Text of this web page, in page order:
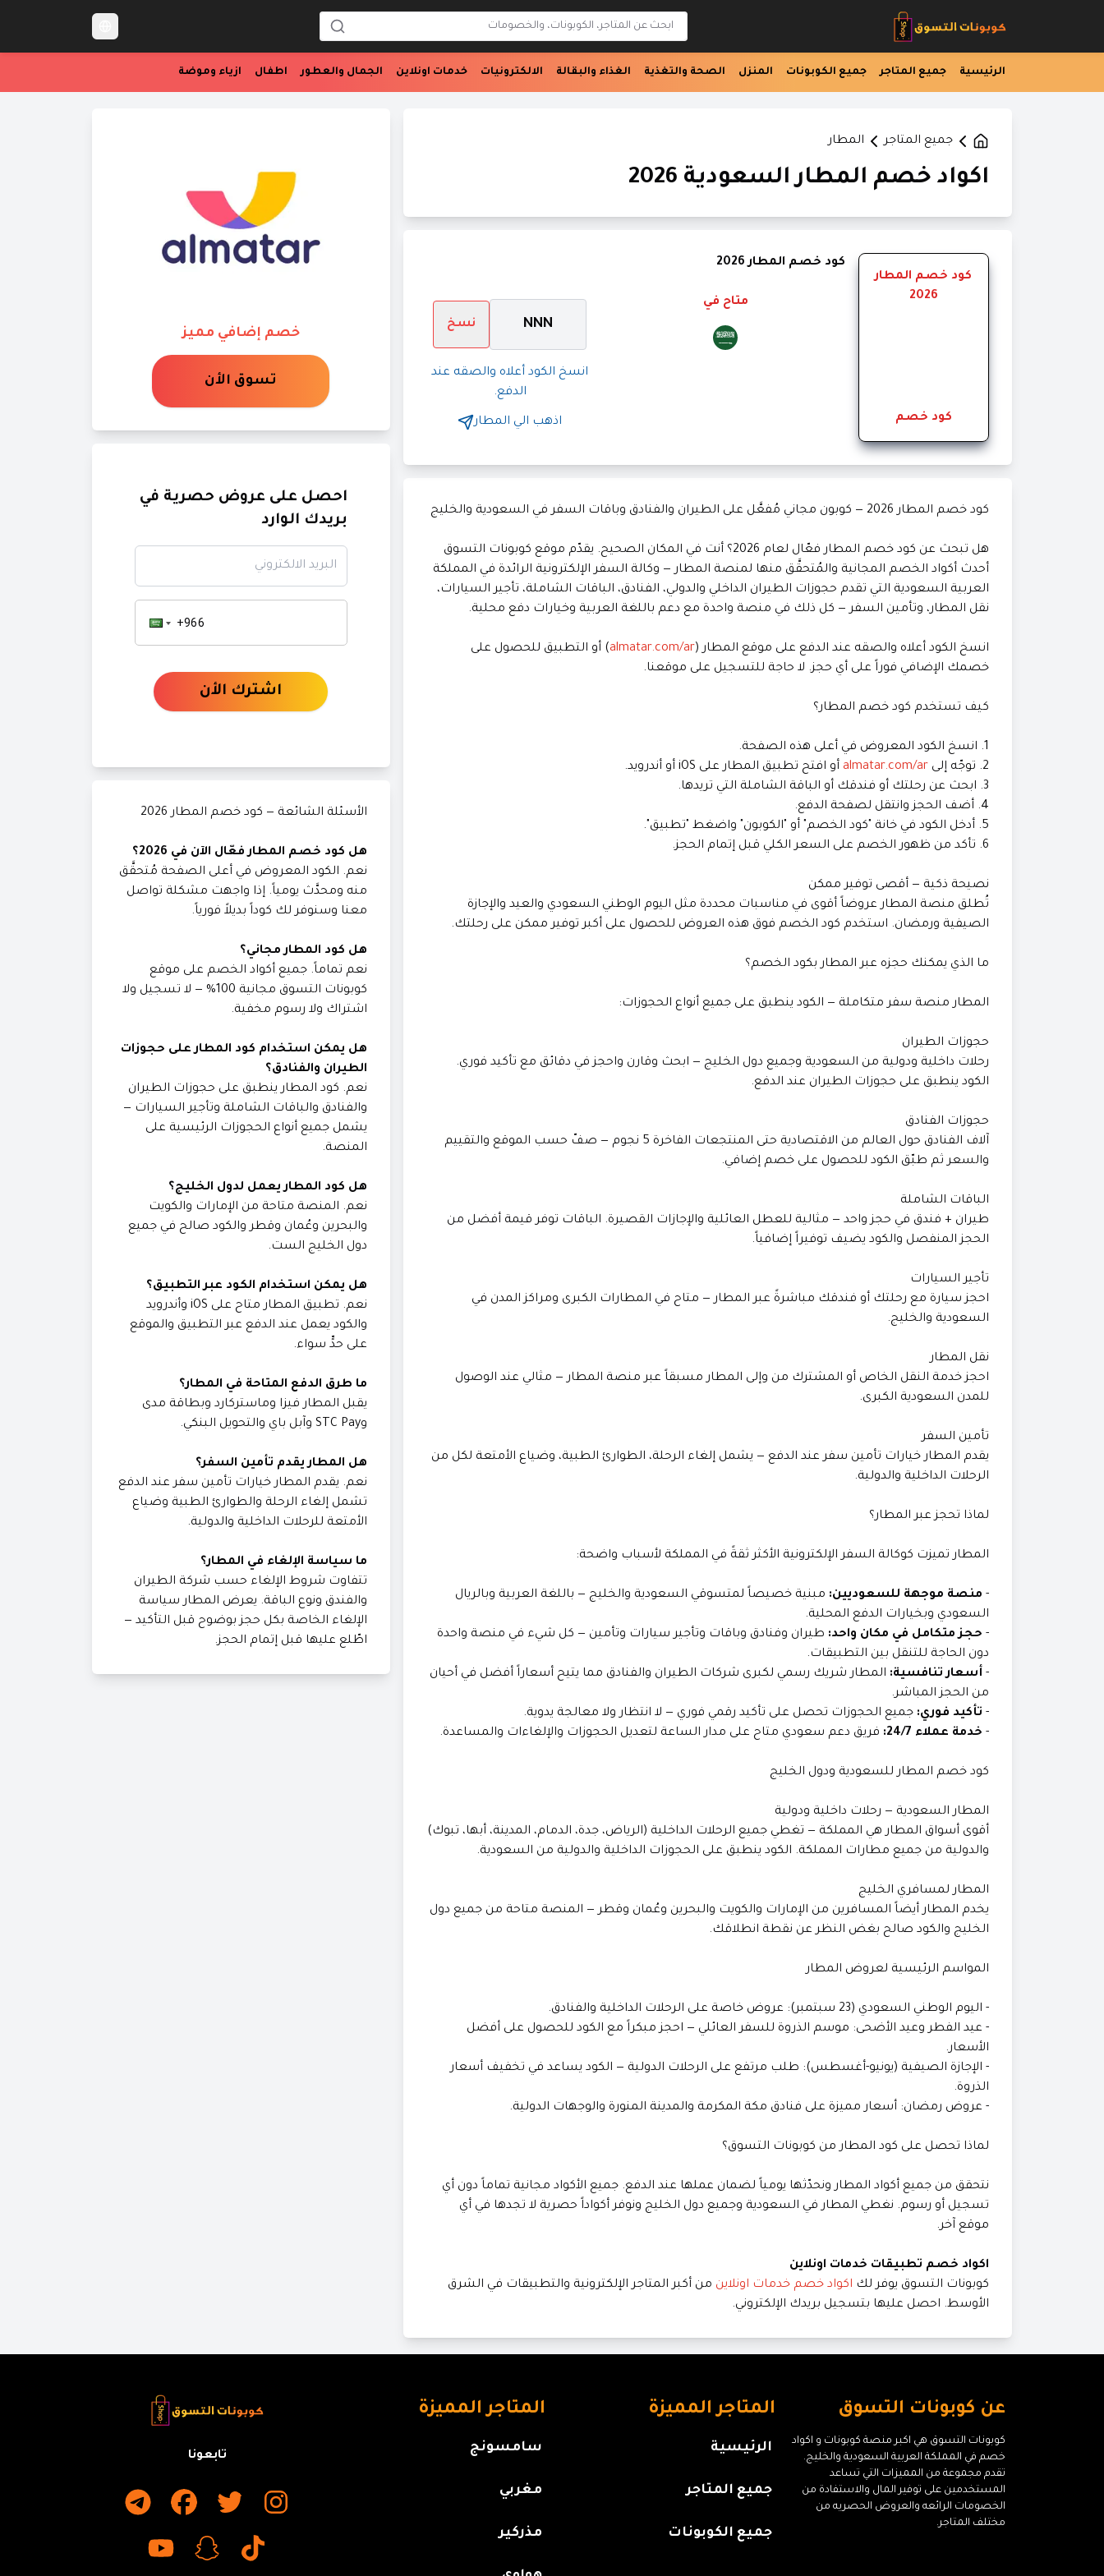
ابحث عن المتجر
الرئيسية جميع المتاجر جميع الكوبونات المنزل الصحة والتغذية الغذاء والبقالة الالكترونيات خدمات اونلاين الجمال والعطور اطفال ازياء وموضة
جميع المتاجر المطار
اكواد خصم المطار السعودية 2026
كود خصم المطار
2026
كود خصم
كود خصم المطار 2026
متاح في
NNN نسخ
انسخ الكود أعلاه والصقه عند
الدفع.
اذهب الي المطار
كود خصم المطار 2026 — كوبون مجاني مُفعَّل على الطيران والفنادق وباقات السفر في السعودية والخليج
هل تبحث عن كود خصم المطار فعّال لعام 2026؟ أنت في المكان الصحيح. يقدّم موقع كوبونات التسوق
أحدث أكواد الخصم المجانية والمُتحقَّق منها لمنصة المطار — وكالة السفر الإلكترونية الرائدة في المملكة
العربية السعودية التي تقدم حجوزات الطيران الداخلي والدولي، الفنادق، الباقات الشاملة، تأجير السيارات،
نقل المطار، وتأمين السفر — كل ذلك في منصة واحدة مع دعم باللغة العربية وخيارات دفع محلية.
انسخ الكود أعلاه والصقه عند الدفع على موقع المطار (almatar.com/ar) أو التطبيق للحصول على
خصمك الإضافي فوراً على أي حجز. لا حاجة للتسجيل على موقعنا.
كيف تستخدم كود خصم المطار؟
1. انسخ الكود المعروض في أعلى هذه الصفحة.
2. توجّه إلى
almatar.com/ar أو افتح تطبيق المطار على iOS أو أندرويد.
3. ابحث عن رحلتك أو فندقك أو الباقة الشاملة التي تريدها.
4. أضف الحجز وانتقل لصفحة الدفع.
5. أدخل الكود في خانة "كود الخصم" أو "الكوبون" واضغط "تطبيق".
6. تأكد من ظهور الخصم على السعر الكلي قبل إتمام الحجز.
نصيحة ذكية — أقصى توفير ممكن
تُطلق منصة المطار عروضاً أقوى في مناسبات محددة مثل اليوم الوطني السعودي والعيد والإجازة
الصيفية ورمضان. استخدم كود الخصم فوق هذه العروض للحصول على أكبر توفير ممكن على رحلتك.
ما الذي يمكنك حجزه عبر المطار بكود الخصم؟
المطار منصة سفر متكاملة — الكود ينطبق على جميع أنواع الحجوزات:
حجوزات الطيران
رحلات داخلية ودولية من السعودية وجميع دول الخليج — ابحث وقارن واحجز في دقائق مع تأكيد فوري.
الكود ينطبق على حجوزات الطيران عند الدفع.
حجوزات الفنادق
آلاف الفنادق حول العالم من الاقتصادية حتى المنتجعات الفاخرة 5 نجوم — صفّ حسب الموقع والتقييم
والسعر ثم طبّق الكود للحصول على خصم إضافي.
الباقات الشاملة
طيران + فندق في حجز واحد — مثالية للعطل العائلية والإجازات القصيرة. الباقات توفر قيمة أفضل من
الحجز المنفصل والكود يضيف توفيراً إضافياً.
تأجير السيارات
احجز سيارة مع رحلتك أو فندقك مباشرةً عبر المطار — متاح في المطارات الكبرى ومراكز المدن في
السعودية والخليج.
نقل المطار
احجز خدمة النقل الخاص أو المشترك من وإلى المطار مسبقاً عبر منصة المطار — مثالي عند الوصول
للمدن السعودية الكبرى.
تأمين السفر
يقدم المطار خيارات تأمين سفر عند الدفع — يشمل إلغاء الرحلة، الطوارئ الطبية، وضياع الأمتعة لكل من
الرحلات الداخلية والدولية.
لماذا تحجز عبر المطار؟
المطار تميزت كوكالة السفر الإلكترونية الأكثر ثقةً في المملكة لأسباب واضحة:
- منصة موجهة للسعوديين: مبنية خصيصاً لمتسوقي السعودية والخليج — باللغة العربية وبالريال
السعودي وبخيارات الدفع المحلية.
- حجز متكامل في مكان واحد: طيران وفنادق وباقات وتأجير سيارات وتأمين — كل شيء في منصة واحدة
دون الحاجة للتنقل بين التطبيقات.
- أسعار تنافسية: المطار شريك رسمي لكبرى شركات الطيران والفنادق مما يتيح أسعاراً أفضل في أحيان
من الحجز المباشر.
- تأكيد فوري: جميع الحجوزات تحصل على تأكيد رقمي فوري — لا انتظار ولا معالجة يدوية.
- خدمة عملاء 24/7: فريق دعم سعودي متاح على مدار الساعة لتعديل الحجوزات والإلغاءات والمساعدة.
كود خصم المطار للسعودية ودول الخليج
المطار السعودية — رحلات داخلية ودولية
أقوى أسواق المطار هي المملكة — تغطي جميع الرحلات الداخلية (الرياض، جدة، الدمام، المدينة، أبها، تبوك)
والدولية من جميع مطارات المملكة. الكود ينطبق على الحجوزات الداخلية والدولية من السعودية.
المطار لمسافري الخليج
يخدم المطار أيضاً المسافرين من الإمارات والكويت والبحرين وعُمان وقطر — المنصة متاحة من جميع دول
الخليج والكود صالح بغض النظر عن نقطة انطلاقك.
المواسم الرئيسية لعروض المطار
- اليوم الوطني السعودي (23 سبتمبر): عروض خاصة على الرحلات الداخلية والفنادق.
- عيد الفطر وعيد الأضحى: موسم الذروة للسفر العائلي — احجز مبكراً مع الكود للحصول على أفضل
الأسعار.
- الإجازة الصيفية (يونيو-أغسطس): طلب مرتفع على الرحلات الدولية — الكود يساعد في تخفيف أسعار
الذروة.
- عروض رمضان: أسعار مميزة على فنادق مكة المكرمة والمدينة المنورة والوجهات الدولية.
لماذا تحصل على كود المطار من كوبونات التسوق؟
نتحقق من جميع أكواد المطار ونحدّثها يومياً لضمان عملها عند الدفع. جميع الأكواد مجانية تماماً دون أي
تسجيل أو رسوم. نغطي المطار في السعودية وجميع دول الخليج ونوفر أكواداً حصرية لا تجدها في أي
موقع آخر.
اكواد خصم تطبيقات خدمات اونلاين
كوبونات التسوق يوفر لك اكواد خصم خدمات اونلاين من أكبر المتاجر الإلكترونية والتطبيقات في الشرق
الأوسط. احصل عليها بتسجيل بريدك الإلكتروني.
خصم إضافي مميز
تسوق الأن
احصل على عروض حصرية في
بريدك الوارد
اشترك الأن
الأسئلة الشائعة — كود خصم المطار 2026
هل كود خصم المطار فعّال الآن في 2026؟
نعم. الكود المعروض في أعلى الصفحة مُتحقَّق
منه ومحدَّث يومياً. إذا واجهت مشكلة تواصل
معنا وسنوفر لك كوداً بديلاً فورياً.
هل كود المطار مجاني؟
نعم تماماً. جميع أكواد الخصم على موقع
كوبونات التسوق مجانية 100% — لا تسجيل ولا
اشتراك ولا رسوم مخفية.
هل يمكن استخدام كود المطار على حجوزات
الطيران والفنادق؟
نعم. كود المطار ينطبق على حجوزات الطيران
والفنادق والباقات الشاملة وتأجير السيارات —
يشمل جميع أنواع الحجوزات الرئيسية على
المنصة.
هل كود المطار يعمل لدول الخليج؟
نعم. المنصة متاحة من الإمارات والكويت
والبحرين وعُمان وقطر والكود صالح في جميع
دول الخليج الست.
هل يمكن استخدام الكود عبر التطبيق؟
نعم. تطبيق المطار متاح على iOS وأندرويد
والكود يعمل عند الدفع عبر التطبيق والموقع
على حدٍّ سواء.
ما طرق الدفع المتاحة في المطار؟
يقبل المطار فيزا وماستركارد وبطاقة مدى
وSTC Pay وآبل باي والتحويل البنكي.
هل المطار يقدم تأمين السفر؟
نعم. يقدم المطار خيارات تأمين سفر عند الدفع
تشمل إلغاء الرحلة والطوارئ الطبية وضياع
الأمتعة للرحلات الداخلية والدولية.
ما سياسة الإلغاء في المطار؟
تتفاوت شروط الإلغاء حسب شركة الطيران
والفندق ونوع الباقة. يعرض المطار سياسة
الإلغاء الخاصة بكل حجز بوضوح قبل التأكيد —
اطّلع عليها قبل إتمام الحجز.
عن كوبونات التسوق
كوبونات التسوق هي اكبر منصة كوبونات و اكواد
خصم في المملكة العربية السعودية والخليج.
تقدم مجموعة من المميزات التي تساعد
المستخدمين على توفير المال والاستفادة من
الخصومات الرائعه والعروض الحصريه من
مختلف المتاجر.
المتاجر المميزة
الرئيسية
جميع المتاجر
جميع الكوبونات
المتاجر المميزة
سامسونج
مغربي
مذركير
تابعونا